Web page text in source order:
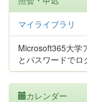
マイライブラリ
Microsoft365大学
とパスワードでロ
カレンダー